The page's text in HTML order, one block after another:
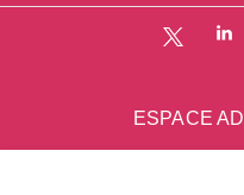
ESPACE AD